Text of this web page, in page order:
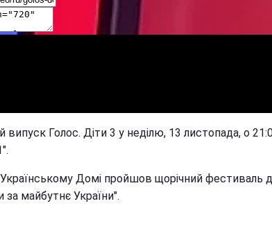
випуск Голос. Діти 3 у неділю, 13 листопада, о
Домі пройшов щорічний фестиваль
за майбутнє України".